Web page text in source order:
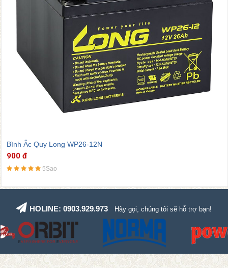
Bình Ắc Quy Long WP26-12N
900 đ
5Sao
HOLINE: 0903.929.973 Hãy gọi, chúng tôi sẽ hỗ trợ bạn!